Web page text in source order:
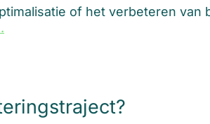
of het verbeteren van